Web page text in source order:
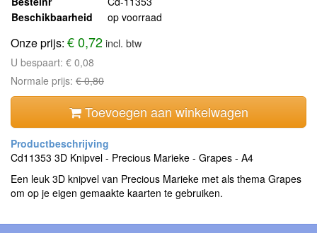
Beschikbaarheid
op voorraad
Onze prijs: € 0,72incl. btw
U bespaart: € 0,08
Normale prijs: € 0,80
Toevoegen aan winkelwagen
Cd11353 3D Knipvel - Precious Marieke - Grapes - A4
Een leuk 3D knipvel van Precious Marieke met als thema Grapes
om op je eigen gemaakte kaarten te gebruiken.